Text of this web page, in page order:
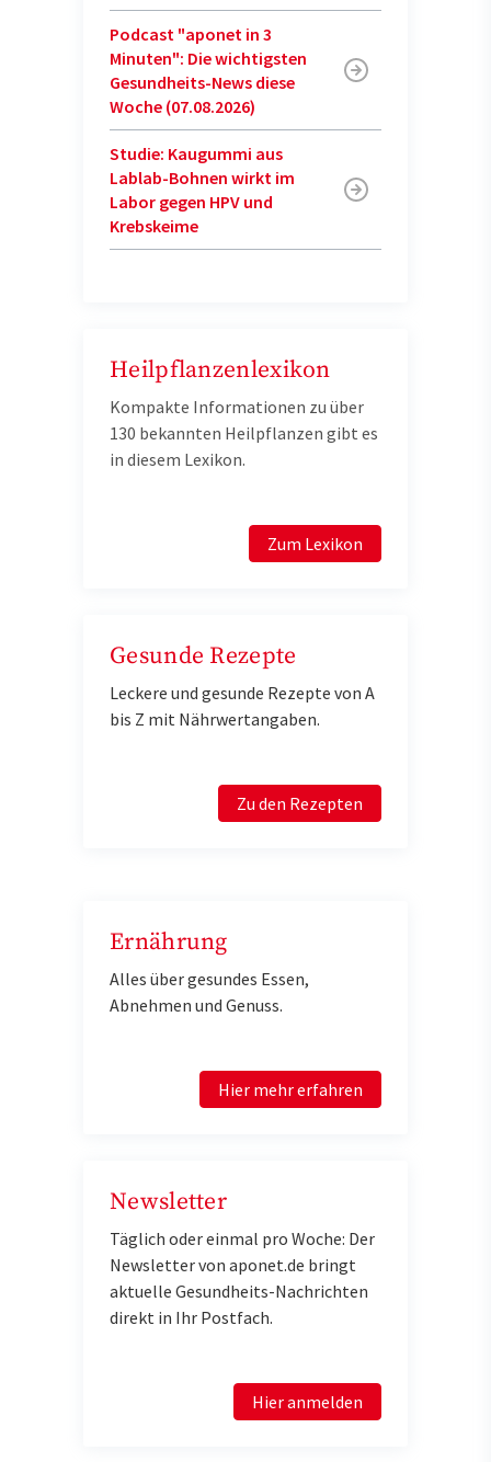
Podcast "aponet in 3
Minuten": Die wichtigsten
Gesundheits-News diese
Woche (07.08.2026)
Studie: Kaugummi aus
Lablab-Bohnen wirkt im
Labor gegen HPV und
Krebskeime
Heilpflanzenlexikon
Kompakte Informationen zu über
130 bekannten Heilpflanzen gibt es
in diesem Lexikon.
Zum Lexikon
Gesunde Rezepte
Leckere und gesunde Rezepte von A
bis Z mit Nährwertangaben.
Zu den Rezepten
Ernährung
Alles über gesundes Essen,
Abnehmen und Genuss.
Hier mehr erfahren
Newsletter
Täglich oder einmal pro Woche: Der
Newsletter von aponet.de bringt
aktuelle Gesundheits-Nachrichten
direkt in Ihr Postfach.
Hier anmelden